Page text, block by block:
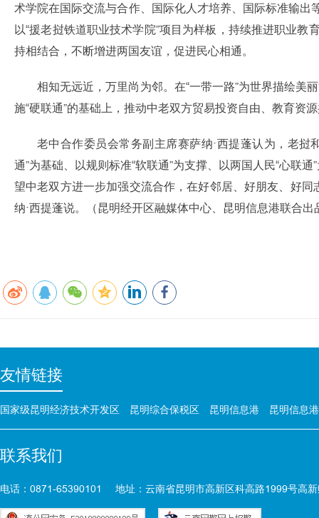
术学院在国际交流与合作、国际化人才培养、国际标准输出
以“援老挝铁道职业技术学院”项目为样板，持续推进职业教
持相结合，不断增进两国友谊，促进民心相通。
相知无远近，万里尚为邻。在“一带一路”为世界描绘美
施“硬联通”的基础上，推动中老双方贸易投资自由、教育资
老中合作委员会常务副主席赛萨纳·西提蓬认为，老
通”为基础、以规则标准“软联通”为支撑、以两国人民“心联
望中老双方进一步加强交流合作，在好邻居、好朋友、好
纳·西提蓬说。（昆明经开区融媒体中心、昆明信息港联合
友情链接
国家级昆明经济技术开发区 昆明综合保税区 昆明信息港 昆明信息
联系我们
电话：0871-65390101 地址：云南省昆明市高新区科高路1999号高